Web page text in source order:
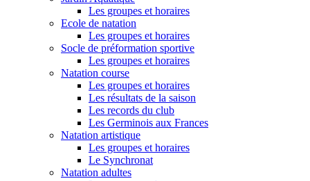
Les groupes et horaires
Ecole de natation
Les groupes et horaires
Socle de préformation sportive
Les groupes et horaires
Natation course
Les groupes et horaires
Les résultats de la saison
Les records du club
Les Germinois aux Frances
Natation artistique
Les groupes et horaires
Le Synchronat
Natation adultes